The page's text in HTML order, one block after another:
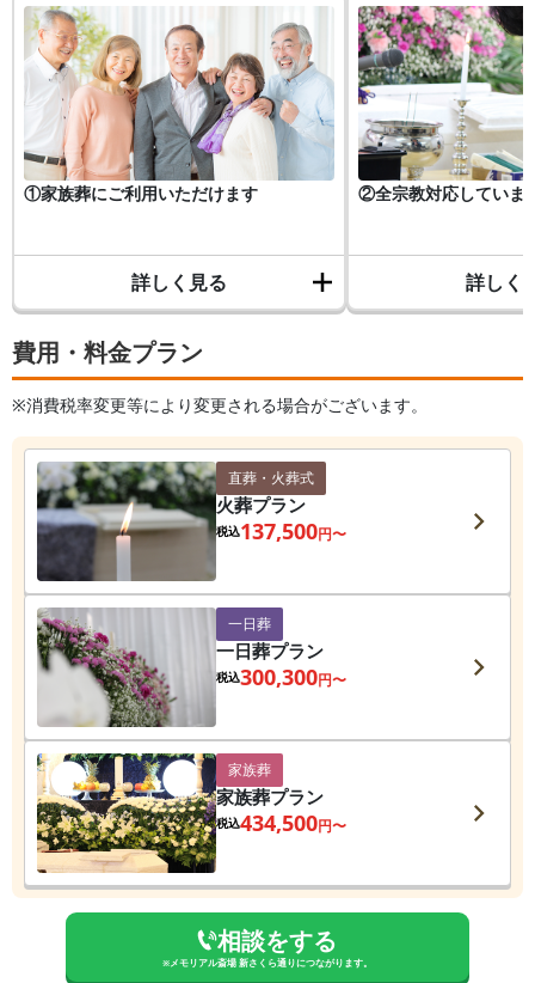
費用・料金プラン
※消費税率変更等により変更される場合がございます。
直葬・火葬式
火葬プラン
税込137,500円〜
一日葬
一日葬プラン
税込300,300円〜
家族葬
家族葬プラン
税込434,500円〜
相談をする
※メモリアル斎場 新さくら通りにつながります。
①家族葬にご利用いただけます
詳しく見る
②全宗教対応していま
詳しく